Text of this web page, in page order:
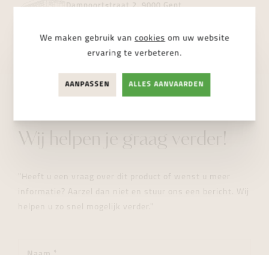
Dampoortstraat 2, 9000 Gent
Wij helpen je graag verder!
"Heeft u een vraag over dit product of wenst u meer
informatie? Aarzel dan niet en stuur ons een bericht. Wij
helpen u zo snel mogelijk verder."
We maken gebruik van cookies om uw website
ervaring te verbeteren.
AANPASSEN ALLES AANVAARDEN